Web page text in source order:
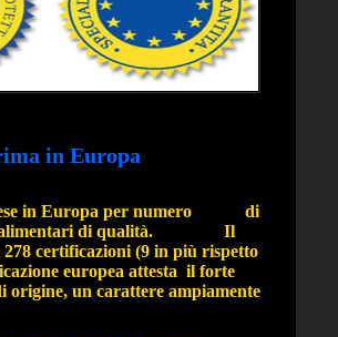
in Europa
in Europa per numero di
agroalimentari di qualità. Il
certificazioni (9 in più rispetto
europea attesta il forte
origine, un carattere ampiamente